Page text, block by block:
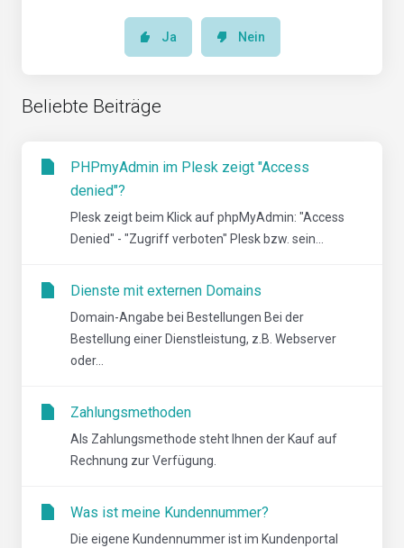
Ja Nein
Beliebte Beiträge
PHPmyAdmin im Plesk zeigt "Access
denied"?
Plesk zeigt beim Klick auf phpMyAdmin: "Access
Denied" - "Zugriff verboten" Plesk bzw. sein...
Dienste mit externen Domains
Domain-Angabe bei Bestellungen Bei der
Bestellung einer Dienstleistung, z.B. Webserver
oder...
Zahlungsmethoden
Als Zahlungsmethode steht Ihnen der Kauf auf
Rechnung zur Verfügung.
Was ist meine Kundennummer?
Die eigene Kundennummer ist im Kundenportal